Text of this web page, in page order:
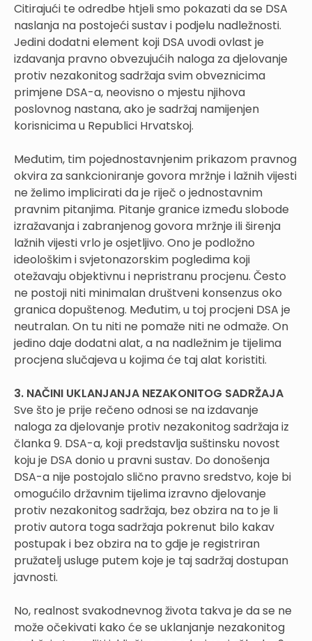
Citirajući te odredbe htjeli smo pokazati da se DSA
naslanja na postojeći sustav i podjelu nadležnosti.
Jedini dodatni element koji DSA uvodi ovlast je
izdavanja pravno obvezujućih naloga za djelovanje
protiv nezakonitog sadržaja svim obveznicima
primjene DSA-a, neovisno o mjestu njihova
poslovnog nastana, ako je sadržaj namijenjen
korisnicima u Republici Hrvatskoj.
Međutim, tim pojednostavnjenim prikazom pravnog
okvira za sankcioniranje govora mržnje i lažnih vijesti
ne želimo implicirati da je riječ o jednostavnim
pravnim pitanjima. Pitanje granice između slobode
izražavanja i zabranjenog govora mržnje ili širenja
lažnih vijesti vrlo je osjetljivo. Ono je podložno
ideološkim i svjetonazorskim pogledima koji
otežavaju objektivnu i nepristranu procjenu. Često
ne postoji niti minimalan društveni konsenzus oko
granica dopuštenog. Međutim, u toj procjeni DSA je
neutralan. On tu niti ne pomaže niti ne odmaže. On
jedino daje dodatni alat, a na nadležnim je tijelima
procjena slučajeva u kojima će taj alat koristiti.
3. NAČINI UKLANJANJA NEZAKONITOG SADRŽAJA
Sve što je prije rečeno odnosi se na izdavanje
naloga za djelovanje protiv nezakonitog sadržaja iz
članka 9. DSA-a, koji predstavlja suštinsku novost
koju je DSA donio u pravni sustav. Do donošenja
DSA-a nije postojalo slično pravno sredstvo, koje bi
omogućilo državnim tijelima izravno djelovanje
protiv nezakonitog sadržaja, bez obzira na to je li
protiv autora toga sadržaja pokrenut bilo kakav
postupak i bez obzira na to gdje je registriran
pružatelj usluge putem koje je taj sadržaj dostupan
javnosti.
No, realnost svakodnevnog života takva je da se ne
može očekivati kako će se uklanjanje nezakonitog